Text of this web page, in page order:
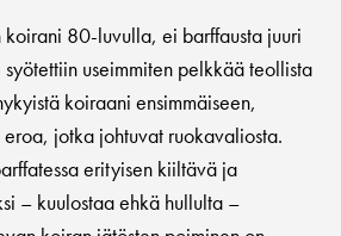
koirani 80-luvulla, ei barffausta juuri
useimmiten pelkkää teollista
koiraani ensimmäiseen,
eroa, jotka johtuvat ruokavaliosta.
erityisen kiiltävä ja
– kuulostaa ehkä hullulta –